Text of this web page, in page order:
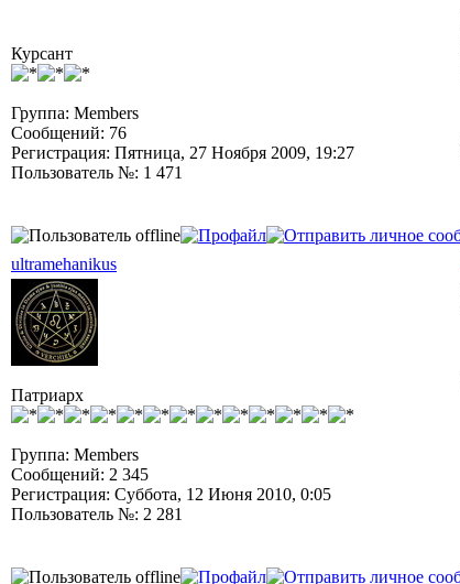
Курсант
Группа: Members
Сообщений: 76
Регистрация: Пятница, 27 Ноября 2009, 19:27
Пользователь №: 1 471
ultramehanikus
Патриарх
Группа: Members
Сообщений: 2 345
Регистрация: Суббота, 12 Июня 2010, 0:05
Пользователь №: 2 281